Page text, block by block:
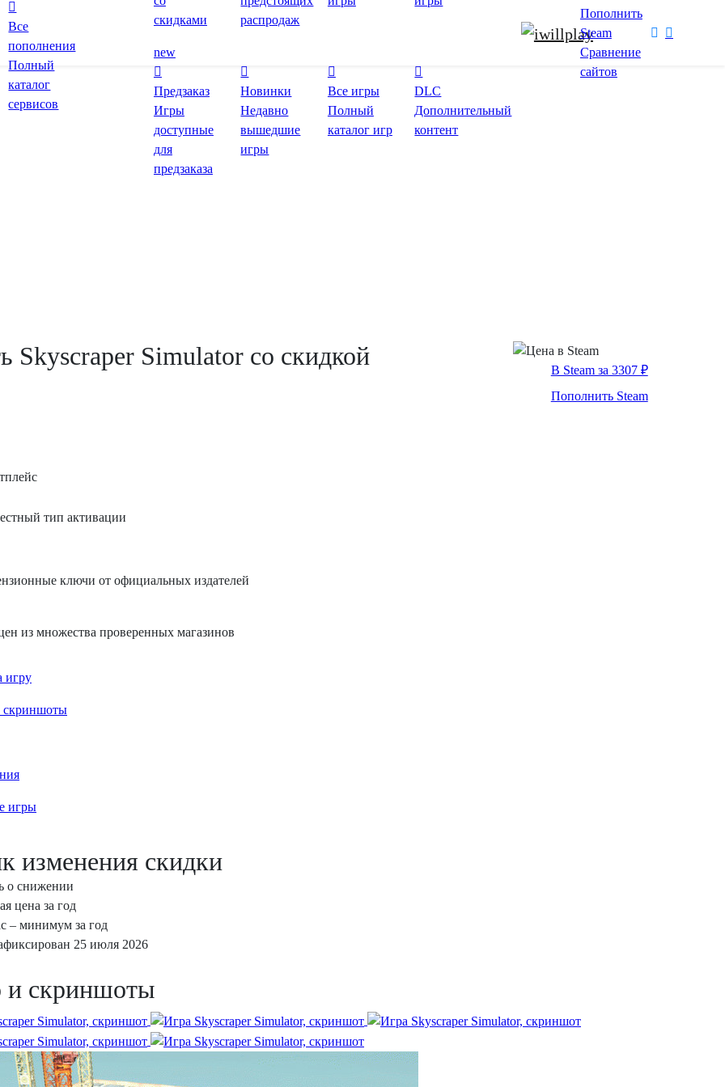
Все
пополнения
Полный
каталог
сервисов
скидками
new
распродаж
Предзаказ
Игры
доступные
для
предзаказа
Новинки
Недавно
вышедшие
игры
Все игры
Полный
каталог игр
DLC
Дополнительный
контент
Пополнить
Steam
Сравнение
сайтов
Skyscraper Simulator со скидкой
В Steam за 3307 ₽
Пополнить Steam
ключи от официальных издателей
из множества проверенных магазинов
игру
скриншоты
игры
изменения скидки
о снижении
цена за год
– минимум за год
25 июля 2026
и скриншоты